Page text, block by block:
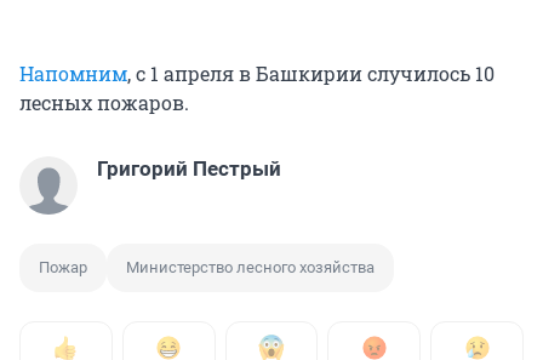
Напомним, с 1 апреля в Башкирии случилось 10
лесных пожаров.
Григорий Пестрый
Пожар Министерство лесного хозяйства